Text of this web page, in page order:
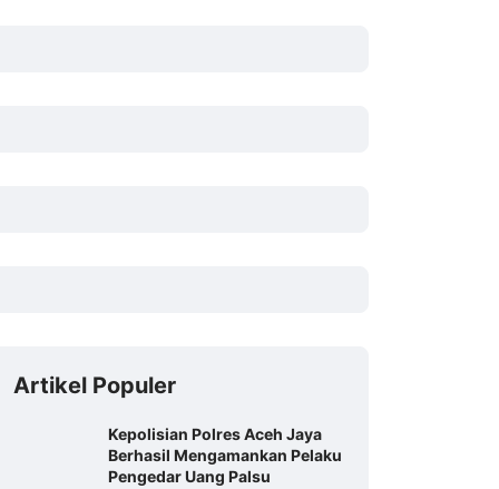
Artikel Populer
Kepolisian Polres Aceh Jaya
Berhasil Mengamankan Pelaku
Pengedar Uang Palsu